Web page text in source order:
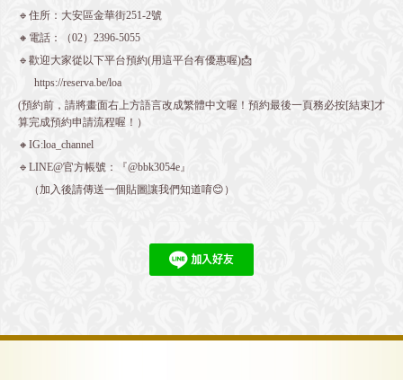
🔹住所：大安區金華街251-2號
🔸電話：（02）2396-5055
🔹歡迎大家從以下平台預約(用這平台有優惠喔)📩
https://reserva.be/loa
(預約前，請將畫面右上方語言改成繁體中文喔！預約最後一頁務必按[結束]才
算完成預約申請流程喔！）
🔸IG:loa_channel
🔹LINE@官方帳號：『@bbk3054e』
（加入後請傳送一個貼圖讓我們知道唷😊）